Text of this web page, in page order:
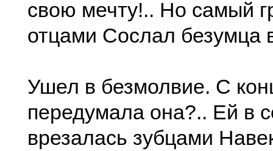
свою мечту!.. Но самый
отцами Сослал безумца
Ушел в безмолвие. С
передумала она?.. Ей в
врезалась зубцами